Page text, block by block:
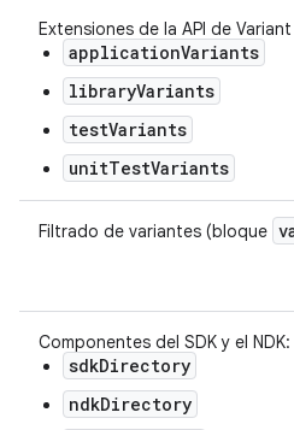
Extensiones de la API de
applicationVariants
libraryVariants
testVariants
unitTestVariants
Filtrado de variantes (bloque
Componentes del SDK y el NDK:
sdkDirectory
ndkDirectory